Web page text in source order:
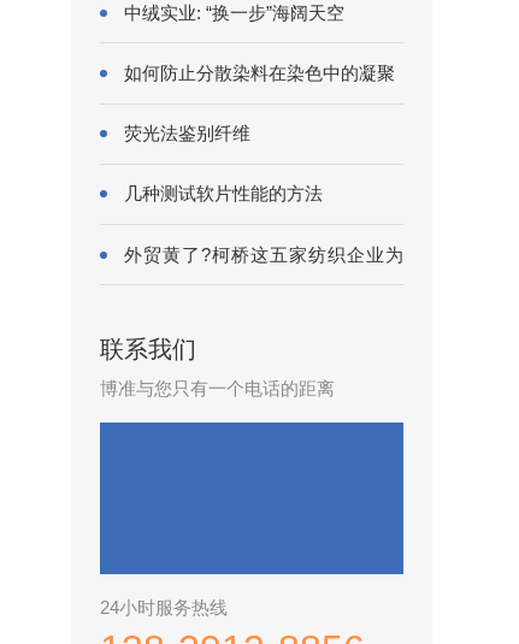
中绒实业: “换一步”海阔天空
如何防止分散染料在染色中的凝聚
荧光法鉴别纤维
几种测试软片性能的方法
外贸黄了?柯桥这五家纺织企业为
何底气···
联系我们
博准与您只有一个电话的距离
24小时服务热线